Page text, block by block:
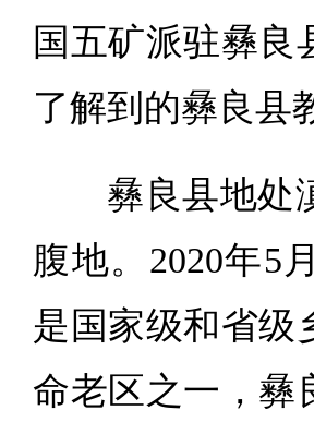
国五矿派驻彝良
了解到的彝良县
彝良县地处
腹地。2020年5
是国家级和省级
命老区之一，彝